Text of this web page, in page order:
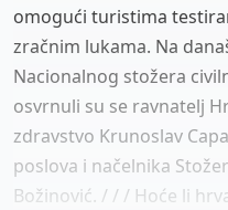
omogući turistima
zračnim lukama. Na
Nacionalnog stožera
osvrnuli su se ravnatelj
zdravstvo Krunoslav
poslova i načelnika
Božinović. / / / Hoće li